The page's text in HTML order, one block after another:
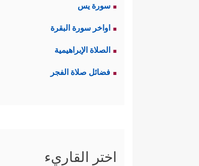
سورة يس
اواخر سورة البقرة
الصلاة الإبراهيمية
فضائل صلاة الفجر
اختر القاريء